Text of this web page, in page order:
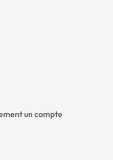
un compte